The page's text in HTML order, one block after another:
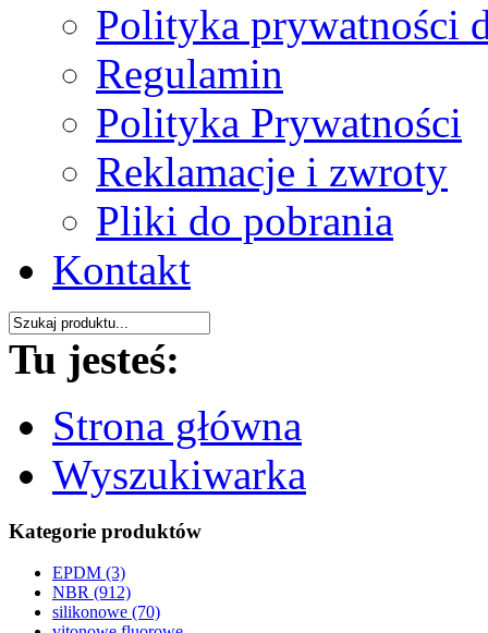
Polityka prywatności
Regulamin
Polityka Prywatności
Reklamacje i zwroty
Pliki do pobrania
Kontakt
Tu jesteś:
Strona główna
Wyszukiwarka
Kategorie produktów
EPDM (3)
NBR (912)
silikonowe (70)